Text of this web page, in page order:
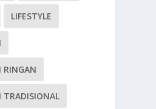
LIFESTYLE
RINGAN
TRADISIONAL